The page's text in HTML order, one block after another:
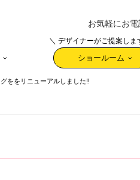
お気軽にお
＼ デザイナーがご提案しま
ショールーム
ををリニューアルしました!!